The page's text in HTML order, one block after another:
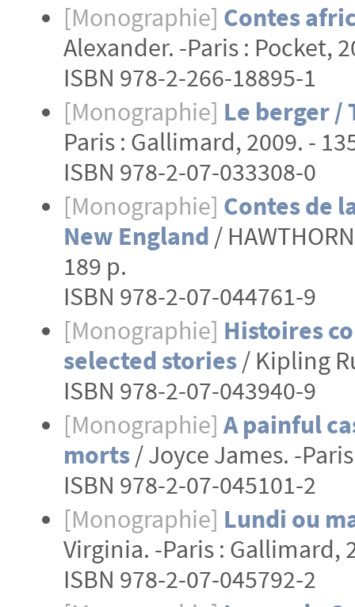
[Monographie] Contes
Alexander. -Paris : Pocket,
ISBN 978-2-266-18895-1
[Monographie] Le berger /
Paris : Gallimard, 2009. -
ISBN 978-2-07-033308-0
[Monographie] Contes de
New England /
189 p.
ISBN 978-2-07-044761-9
[Monographie] Histoires
selected stories/ Kipling
ISBN 978-2-07-043940-9
[Monographie] A painful
morts/ Joyce James. -
ISBN 978-2-07-045101-2
[Monographie] Lundi ou
Virginia. -Paris : Gallimard,
ISBN 978-2-07-045792-2